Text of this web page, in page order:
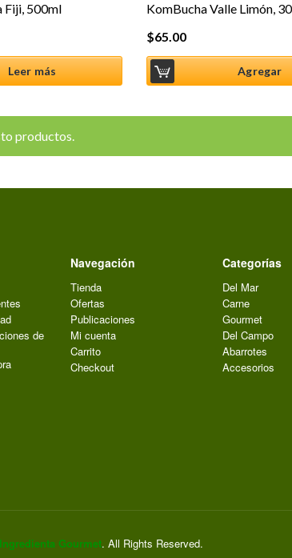
Fiji, 500ml
Leer más
KomBucha Valle Limón,
$65.00
Agregar
productos.
de
Navegación
Tienda
Ofertas
Publicaciones
Mi cuenta
Carrito
Checkout
Categorías
Del Mar
Carne
Gourmet
Del Campo
Abarrotes
Accesorios
Ingredienta Gourmet. All Rights Reserved.